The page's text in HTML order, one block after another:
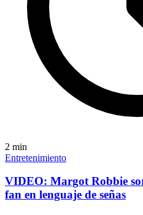
2 min
Entretenimiento
VIDEO: Margot Robbie
fan en lenguaje de señas